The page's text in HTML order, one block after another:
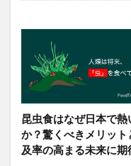
昆虫食はなぜ日本で熱
か？驚くべきメリット
及率の高まる未来に期